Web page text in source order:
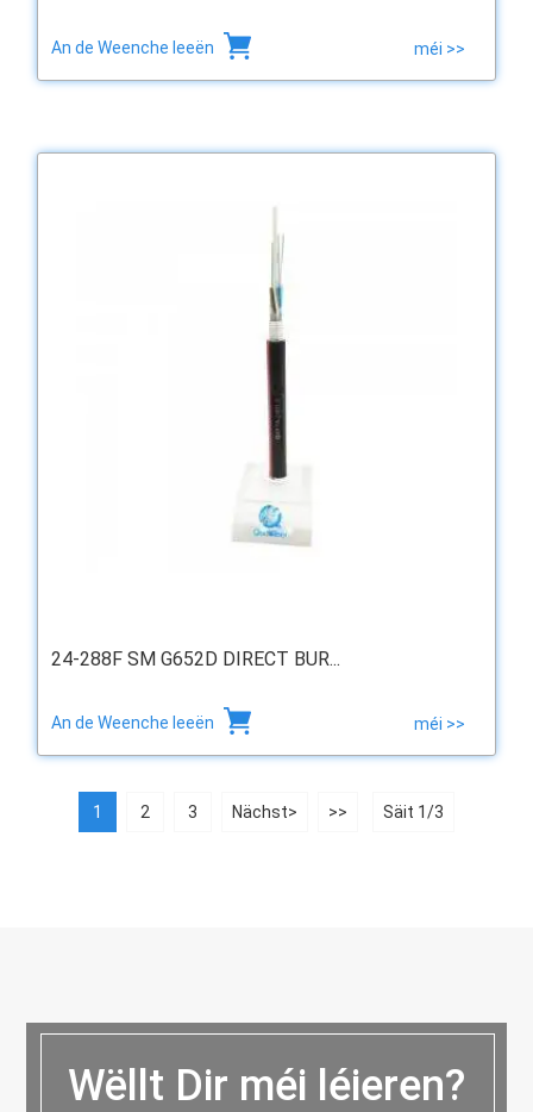
An de Weenche leeën méi >>
24-288F SM G652D DIRECT BUR...
An de Weenche leeën méi >>
1 2 3 Nächst> >> Säit 1/3
Wëllt Dir méi léieren?